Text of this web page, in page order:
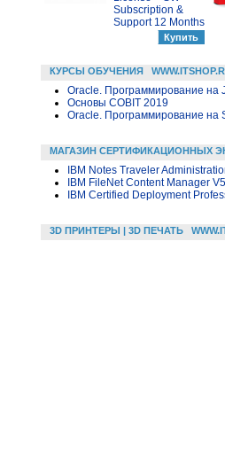
Subscription &
Support 12 Months
КУРСЫ ОБУЧЕНИЯ
Oracle. Программирование на
Основы COBIT 2019
Oracle. Программирование на
МАГАЗИН СЕРТИФИКАЦИОННЫХ
IBM Notes Traveler
IBM FileNet Content Manager
IBM Certified Deployment
3D ПРИНТЕРЫ | 3D ПЕЧАТЬ